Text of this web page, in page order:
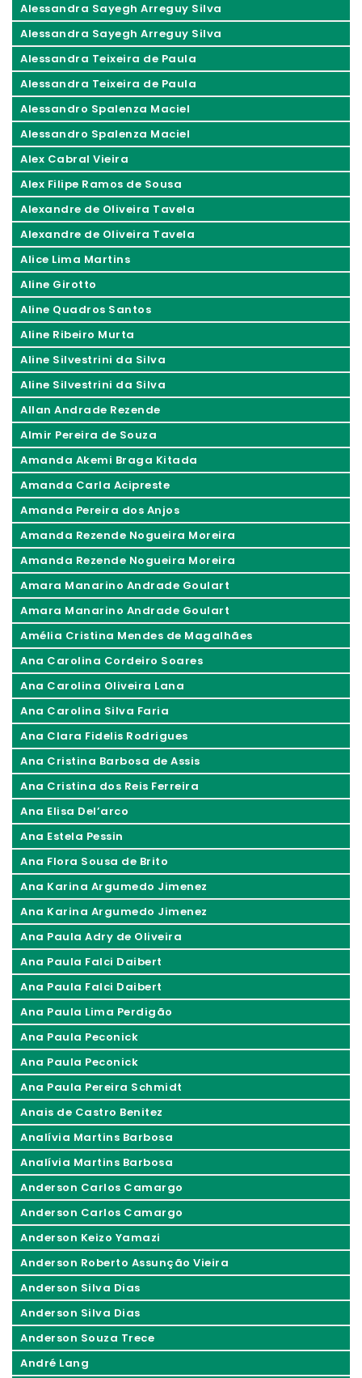
Alessandra Sayegh Arreguy Silva
Alessandra Sayegh Arreguy Silva
Alessandra Teixeira de Paula
Alessandra Teixeira de Paula
Alessandro Spalenza Maciel
Alessandro Spalenza Maciel
Alex Cabral Vieira
Alex Filipe Ramos de Sousa
Alexandre de Oliveira Tavela
Alexandre de Oliveira Tavela
Alice Lima Martins
Aline Girotto
Aline Quadros Santos
Aline Ribeiro Murta
Aline Silvestrini da Silva
Aline Silvestrini da Silva
Allan Andrade Rezende
Almir Pereira de Souza
Amanda Akemi Braga Kitada
Amanda Carla Acipreste
Amanda Pereira dos Anjos
Amanda Rezende Nogueira Moreira
Amanda Rezende Nogueira Moreira
Amara Manarino Andrade Goulart
Amara Manarino Andrade Goulart
Amélia Cristina Mendes de Magalhães
Ana Carolina Cordeiro Soares
Ana Carolina Oliveira Lana
Ana Carolina Silva Faria
Ana Clara Fidelis Rodrigues
Ana Cristina Barbosa de Assis
Ana Cristina dos Reis Ferreira
Ana Elisa Del’arco
Ana Estela Pessin
Ana Flora Sousa de Brito
Ana Karina Argumedo Jimenez
Ana Karina Argumedo Jimenez
Ana Paula Adry de Oliveira
Ana Paula Falci Daibert
Ana Paula Falci Daibert
Ana Paula Lima Perdigão
Ana Paula Peconick
Ana Paula Peconick
Ana Paula Pereira Schmidt
Anais de Castro Benitez
Analívia Martins Barbosa
Analívia Martins Barbosa
Anderson Carlos Camargo
Anderson Carlos Camargo
Anderson Keizo Yamazi
Anderson Roberto Assunção Vieira
Anderson Silva Dias
Anderson Silva Dias
Anderson Souza Trece
André Lang